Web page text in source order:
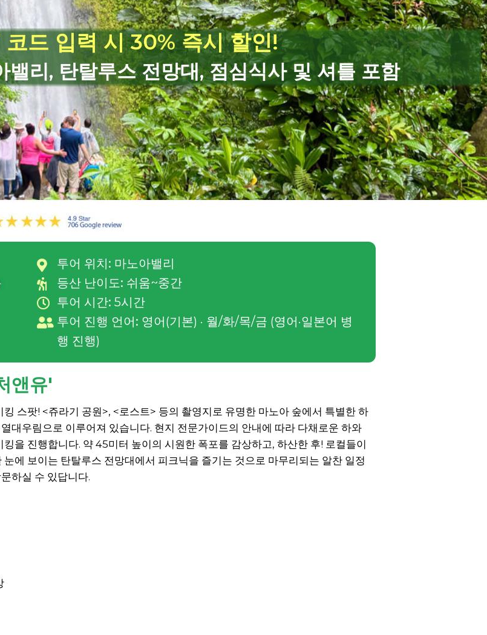
코드 입력 시 30% 즉시 할인!
리, 탄탈루스 전망대, 점심식사 및 셔틀 포함
투어 위치: 마노아밸리
등산 난이도: 쉬움~중간
투어 시간: 5시간
투어 진행 언어: 영어(기본) · 월/화/목/금 (영어·일본어 병
행 진행)
앤유'
스팟! <쥬라기 공원>, <로스트> 등의 촬영지로 유명한 마노아 숲에서 특별한 하
대우림으로 이루어져 있습니다. 현지 전문가이드의 안내에 따라 다채로운 하와
을 진행합니다. 약 45미터 높이의 시원한 폭포를 감상하고, 하산한 후! 로컬들이
에 보이는 탄탈루스 전망대에서 피크닉을 즐기는 것으로 마무리되는 알찬 일정
하실 수 있답니다.